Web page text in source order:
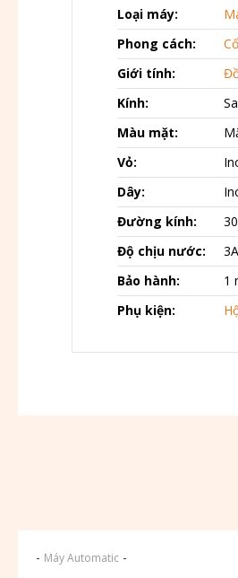
Loại máy:
Phong cách:
Giới tính:
Kính:
Màu mặt:
Vỏ:
Dây:
Đường kính:
Độ chịu nước:
Bảo hành:
1
Phụ kiện:
- Máy Automatic -